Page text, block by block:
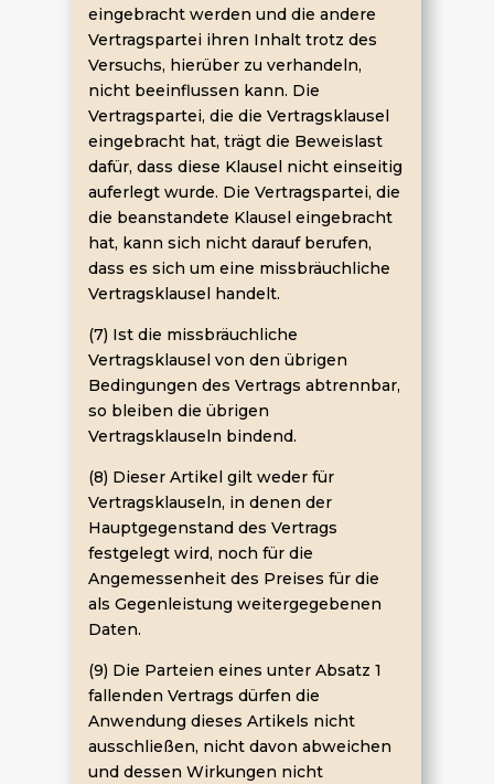
eingebracht werden und die andere
Vertragspartei ihren Inhalt trotz des
Versuchs, hierüber zu verhandeln,
nicht beeinflussen kann. Die
Vertragspartei, die die Vertragsklausel
eingebracht hat, trägt die Beweislast
dafür, dass diese Klausel nicht einseitig
auferlegt wurde. Die Vertragspartei, die
die beanstandete Klausel eingebracht
hat, kann sich nicht darauf berufen,
dass es sich um eine missbräuchliche
Vertragsklausel handelt.
(7) Ist die missbräuchliche
Vertragsklausel von den übrigen
Bedingungen des Vertrags abtrennbar,
so bleiben die übrigen
Vertragsklauseln bindend.
(8) Dieser Artikel gilt weder für
Vertragsklauseln, in denen der
Hauptgegenstand des Vertrags
festgelegt wird, noch für die
Angemessenheit des Preises für die
als Gegenleistung weitergegebenen
Daten.
(9) Die Parteien eines unter Absatz 1
fallenden Vertrags dürfen die
Anwendung dieses Artikels nicht
ausschließen, nicht davon abweichen
und dessen Wirkungen nicht